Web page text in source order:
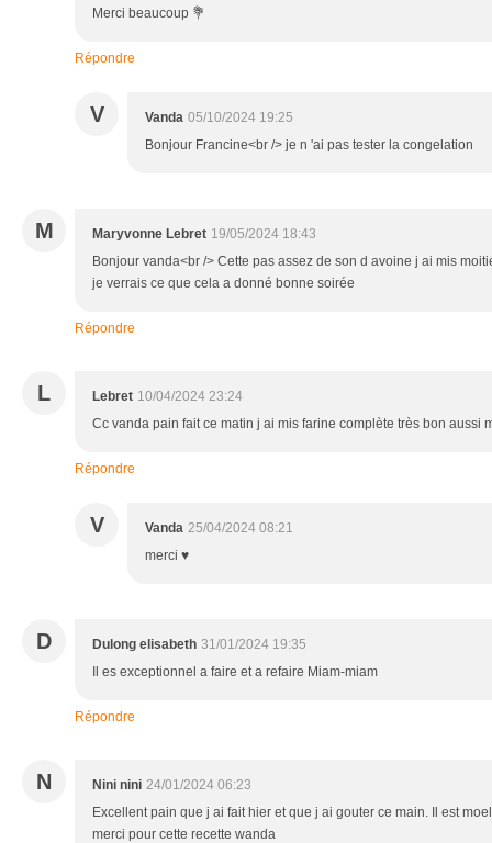
Merci beaucoup 💐
Répondre
V Vanda 05/10/2024 19:25
Bonjour Francine<br /> je n 'ai pas tester la congelation
M Maryvonne Lebret 19/05/2024 18:43
Bonjour vanda<br /> Cette pas assez de son d avoine j ai mis
je verrais ce que cela a donné bonne soirée
Répondre
L Lebret 10/04/2024 23:24
Cc vanda pain fait ce matin j ai mis farine complète très bon aussi
Répondre
V Vanda 25/04/2024 08:21
merci ♥
D Dulong elisabeth 31/01/2024 19:35
Il es exceptionnel a faire et a refaire Miam-miam
Répondre
N Nini nini 24/01/2024 06:23
Excellent pain que j ai fait hier et que j ai gouter ce main. Il est
merci pour cette recette wanda